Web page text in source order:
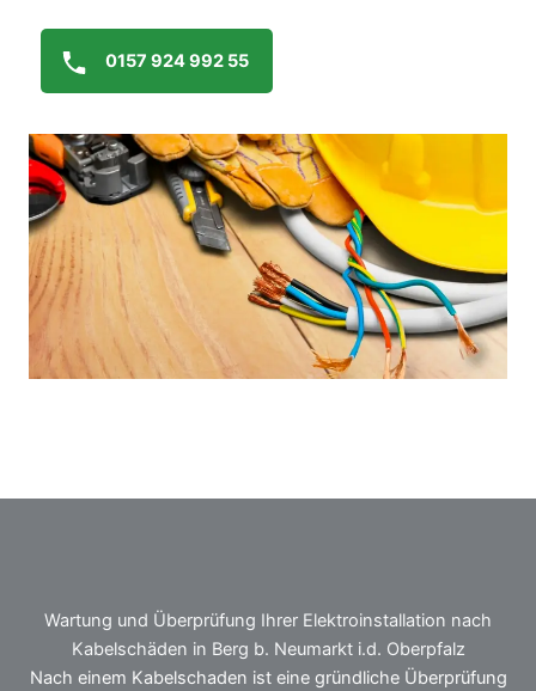
0157 924 992 55
Wartung und Überprüfung Ihrer Elektroinstallation nach
Kabelschäden in Berg b. Neumarkt i.d. Oberpfalz
Nach einem Kabelschaden ist eine gründliche Überprüfung